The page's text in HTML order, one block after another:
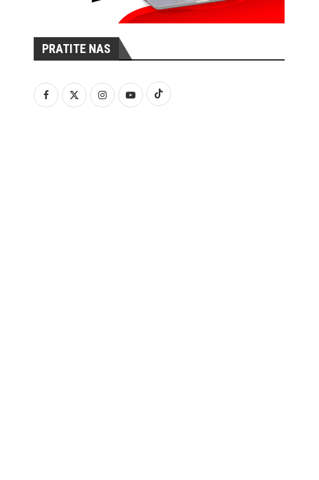
PRATITE NAS